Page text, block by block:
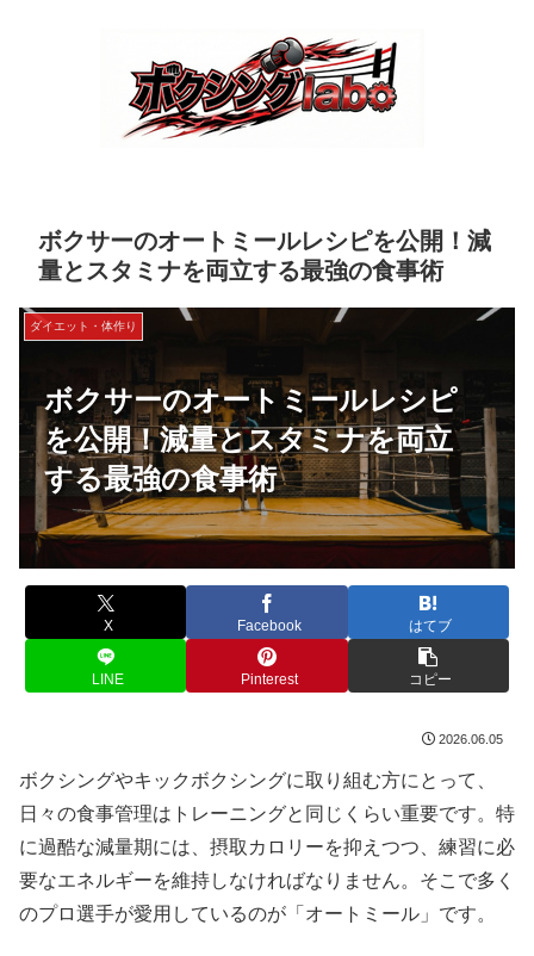
ボクサーのオートミールレシピを公開！減
量とスタミナを両立する最強の食事術
ボクサーのオートミールレシピ
を公開！減量とスタミナを両立
する最強の食事術
ダイエット・体作り
X Facebook はてブ
LINE Pinterest コピー
2026.06.05
ボクシングやキックボクシングに取り組む方にとって、
日々の食事管理はトレーニングと同じくらい重要です。特
に過酷な減量期には、摂取カロリーを抑えつつ、練習に必
要なエネルギーを維持しなければなりません。そこで多く
のプロ選手が愛用しているのが「オートミール」です。